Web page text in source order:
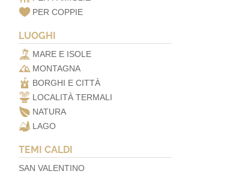
PER COPPIE
LUOGHI
MARE E ISOLE
MONTAGNA
BORGHI E CITTÀ
LOCALITÀ TERMALI
NATURA
LAGO
TEMI CALDI
SAN VALENTINO